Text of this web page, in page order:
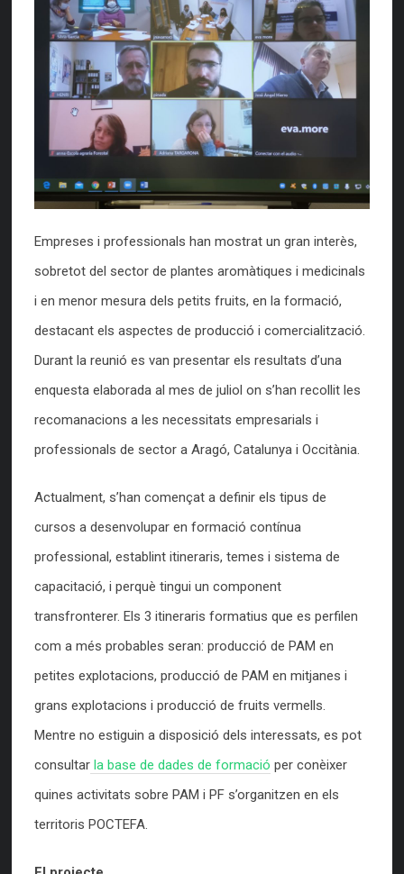
Empreses i professionals han mostrat un gran interès,
sobretot del sector de plantes aromàtiques i medicinals
i en menor mesura dels petits fruits, en la formació,
destacant els aspectes de producció i comercialització.
Durant la reunió es van presentar els resultats d’una
enquesta elaborada al mes de juliol on s’han recollit les
recomanacions a les necessitats empresarials i
professionals de sector a Aragó, Catalunya i Occitània.
Actualment, s’han començat a definir els tipus de
cursos a desenvolupar en formació contínua
professional, establint itineraris, temes i sistema de
capacitació, i perquè tingui un component
transfronterer. Els 3 itineraris formatius que es perfilen
com a més probables seran: producció de PAM en
petites explotacions, producció de PAM en mitjanes i
grans explotacions i producció de fruits vermells.
Mentre no estiguin a disposició dels interessats, es pot
consultar la base de dades de formació per conèixer
quines activitats sobre PAM i PF s’organitzen en els
territoris POCTEFA.